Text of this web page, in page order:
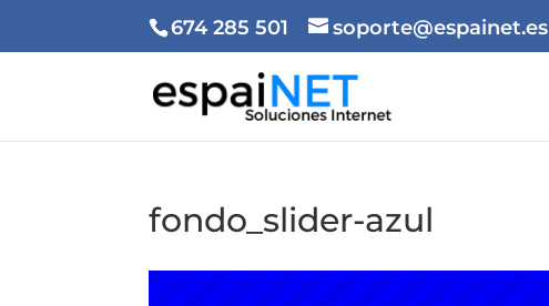
674 285 501 soporte@espainet.es
fondo_slider-azul